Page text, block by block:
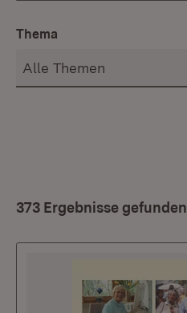
Thema
373 Ergebnisse gefunden